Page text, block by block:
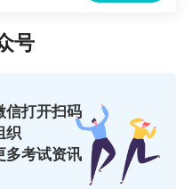
号
信打开扫码
织
多考试资讯